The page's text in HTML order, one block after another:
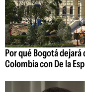
Por qué Bogotá
Colombia con De la